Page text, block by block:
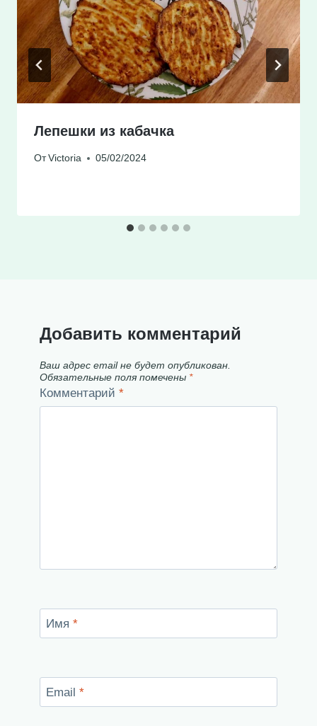
Лепешки из кабачка
От Victoria 05/02/2024
Добавить комментарий
Ваш адрес email не будет опубликован.
Обязательные поля помечены *
Комментарий *
Имя *
Email *